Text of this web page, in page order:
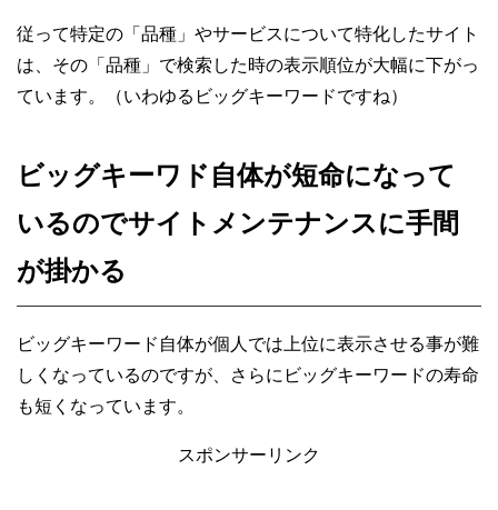
従って特定の「品種」やサービスについて特化したサイト
は、その「品種」で検索した時の表示順位が大幅に下がっ
ています。（いわゆるビッグキーワードですね）
ビッグキーワド自体が短命になって
いるのでサイトメンテナンスに手間
が掛かる
ビッグキーワード自体が個人では上位に表示させる事が難
しくなっているのですが、さらにビッグキーワードの寿命
も短くなっています。
スポンサーリンク